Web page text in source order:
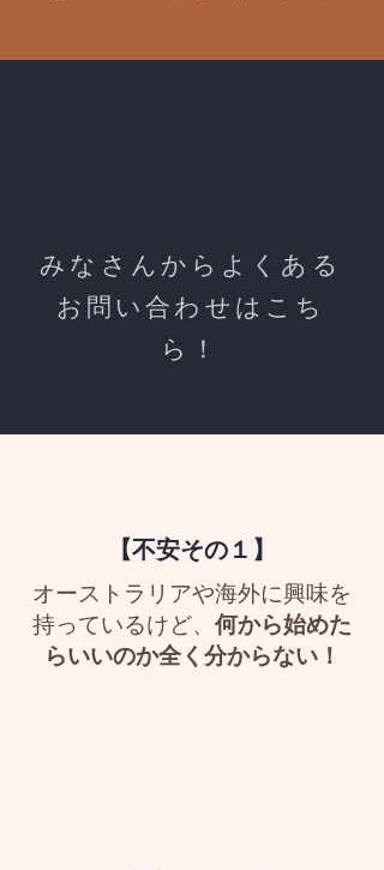
みなさんからよくある
お問い合わせはこち
ら！
【不安その１】
オーストラリアや海外に興味を
持っているけど、 何から始めた
らいいのか全く分からない！